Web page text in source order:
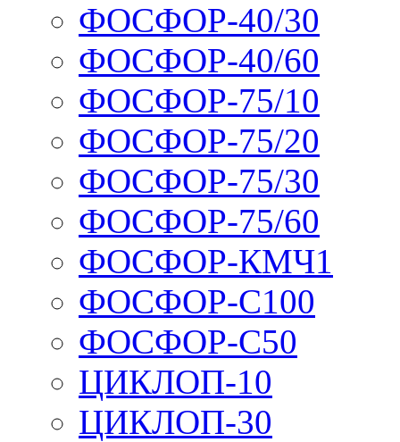
ФОСФОР-40/30
ФОСФОР-40/60
ФОСФОР-75/10
ФОСФОР-75/20
ФОСФОР-75/30
ФОСФОР-75/60
ФОСФОР-КМЧ1
ФОСФОР-С100
ФОСФОР-С50
ЦИКЛОП-10
ЦИКЛОП-30